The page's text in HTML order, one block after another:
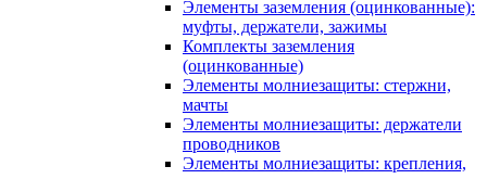
Элементы заземления (оцинкованные):
муфты, держатели, зажимы
Комплекты заземления
(оцинкованные)
Элементы молниезащиты: стержни,
мачты
Элементы молниезащиты: держатели
проводников
Элементы молниезащиты: крепления,